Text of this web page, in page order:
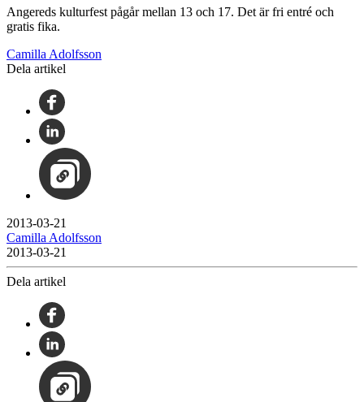
Angereds kulturfest pågår mellan 13 och 17. Det är fri entré och
gratis fika.
Camilla Adolfsson
Dela artikel
2013-03-21
Camilla Adolfsson
2013-03-21
Dela artikel